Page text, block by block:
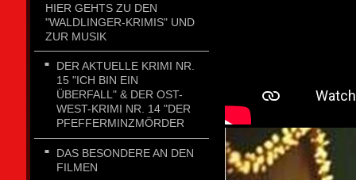
HIER GEHTS ZU DEN
"WALDLINGER-KRIMIS" UND
ZUR MUSIK
DER AKTUELLE KRIMI NR.
15 "ICH BIN EIN
ÜBERFALL" & DER OST-
WEST-KRIMI NR. 14 "DER
PFEFFERMINZMÖRDER
DAS BESONDERE AN DEN
FILMEN